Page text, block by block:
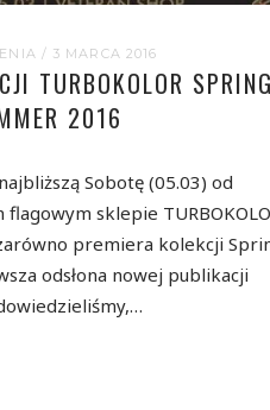
/ 3 MARCA 2016
TURBOKOLOR SPRING
2016
Sobotę (05.03) od
flagowym sklepie
premiera kolekcji
odsłona nowej publikacji